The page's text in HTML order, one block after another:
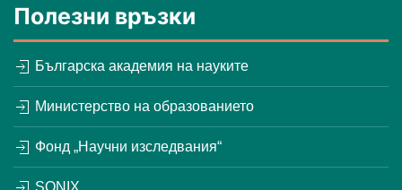
Полезни връзки
Българска академия на науките
Министерство на образованието
Фонд „Научни изследвания“
SONIX